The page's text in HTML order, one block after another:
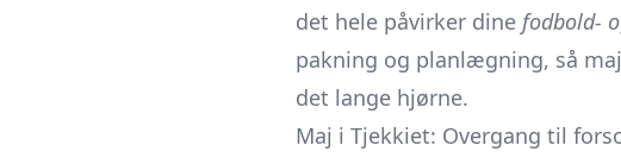
det hele påvirker dine fodbold-
pakning og planlægning, så
det lange hjørne.
Maj i Tjekkiet: Overgang til